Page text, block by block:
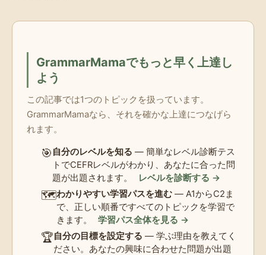
GrammarMamaでもっと早く上達し
よう
この記事では1つのトピックを扱っています。
GrammarMamaなら、それを確かな上達につなげら
れます。
🎯 自分のレベルを知る — 簡単なレベル診断テス
トでCEFRレベルがわかり、あなたに合った問
題が出題されます。
レベルを診断する →
🗺️わかりやすい学習パスを進む — A1からC2ま
で、正しい順番ですべてのトピックを学習で
きます。
学習パス全体を見る →
🏆自分の目標を設定する — 学ぶ理由を教えてく
ださい。あなたの興味に合わせた問題が出題